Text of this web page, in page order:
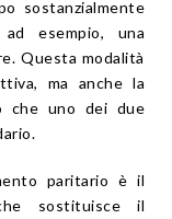
sostanzialmente
esempio, una
Questa modalità
ma anche la
che uno dei due
paritario è il
sostituisce il